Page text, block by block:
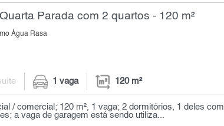
Parada com 2 quartos - 120 m²
Água Rasa
1 vaga 120 m²
/ comercial; 120 m², 1 vaga; 2 dormitórios, 1 deles com
a vaga de garagem está sendo utiliza...